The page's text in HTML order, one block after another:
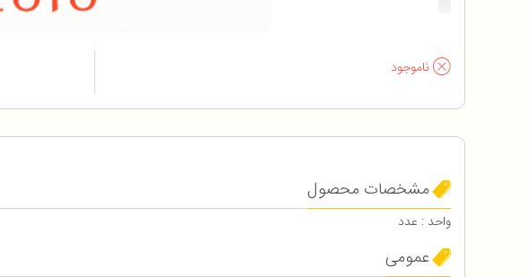
ناموجود
مشخصات محصول
واحد : عدد
عمومی